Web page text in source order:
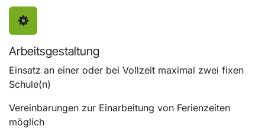
Arbeitsgestaltung
Einsatz an einer oder bei Vollzeit maximal zwei fixen
Schule(n)
Vereinbarungen zur Einarbeitung von Ferienzeiten
möglich